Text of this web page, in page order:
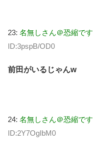
23: 名無しさん＠恐縮です
ID:3pspB/OD0
前田がいるじゃんw
24: 名無しさん＠恐縮です
ID:2Y7OgIbM0